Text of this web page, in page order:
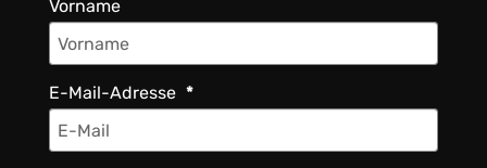
Vorname
E-Mail-Adresse